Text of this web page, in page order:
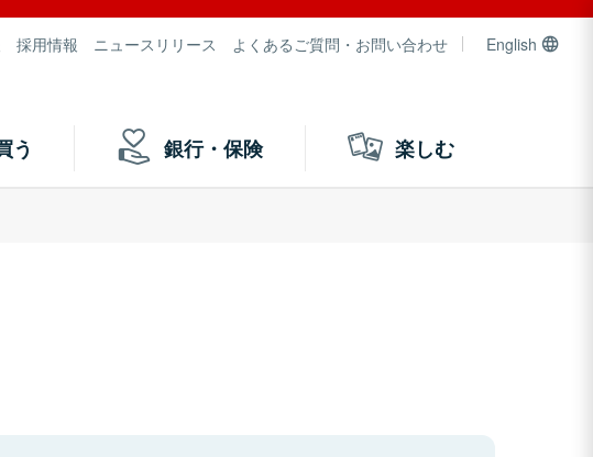
採用情報 ニュースリリース よくあるご質問・お問い合わせ English
う 銀行・保険 楽しむ